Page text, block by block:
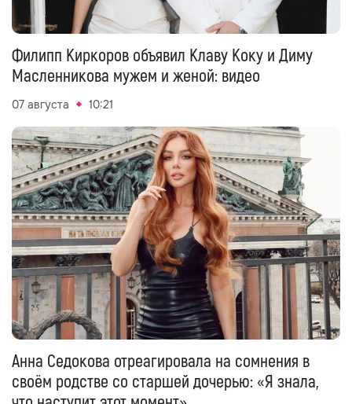
Филипп Киркоров объявил Клаву Коку и Диму
Масленникова мужем и женой: видео
07 августа 10:21
Анна Седокова отреагировала на сомнения в
своём родстве со старшей дочерью: «Я знала,